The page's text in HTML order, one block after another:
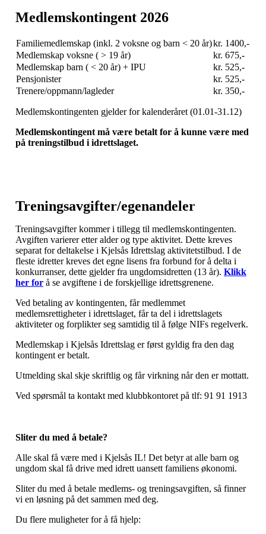
Medlemskontingent 2026
Familiemedlemskap (inkl. 2 voksne og barn < 20 år)kr. 1400,-
Medlemskap voksne ( > 19 år)
kr. 675,-
Medlemskap barn ( < 20 år) + IPU
kr. 525,-
Pensjonister
kr. 525,-
Trenere/oppmann/lagleder
kr. 350,-
Medlemskontingenten gjelder for kalenderåret (01.01-31.12)
Medlemskontingent må være betalt for å kunne være med
på treningstilbud i idrettslaget.
Treningsavgifter/egenandeler
Treningsavgifter kommer i tillegg til medlemskontingenten.
Avgiften varierer etter alder og type aktivitet. Dette kreves
separat for deltakelse i Kjelsås Idrettslag aktivitetstilbud. I de
fleste idretter kreves det egne lisens fra forbund for å delta i
konkurranser, dette gjelder fra ungdomsidretten (13 år). Klikk
her for å se avgiftene i de forskjellige idrettsgrenene.
Ved betaling av kontingenten, får medlemmet
medlemsrettigheter i idrettslaget, får ta del i idrettslagets
aktiviteter og forplikter seg samtidig til å følge NIFs regelverk.
Medlemskap i Kjelsås Idrettslag er først gyldig fra den dag
kontingent er betalt.
Utmelding skal skje skriftlig og får virkning når den er mottatt.
Ved spørsmål ta kontakt med klubbkontoret på tlf: 91 91 1913
Sliter du med å betale?
Alle skal få være med i Kjelsås IL! Det betyr at alle barn og
ungdom skal få drive med idrett uansett familiens økonomi.
Sliter du med å betale medlems- og treningsavgiften, så finner
vi en løsning på det sammen med deg.
Du flere muligheter for å få hjelp: